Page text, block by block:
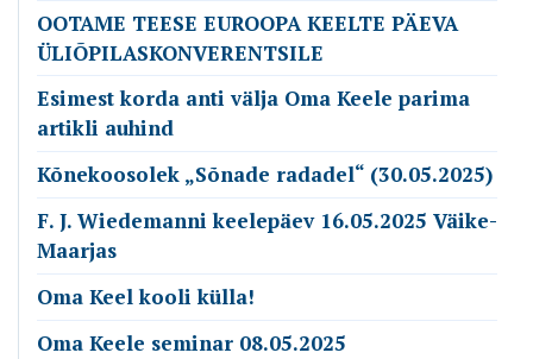
OOTAME TEESE EUROOPA KEELTE PÄEVA
ÜLIÕPILASKONVERENTSILE
Esimest korda anti välja Oma Keele parima
artikli auhind
Kõnekoosolek „Sõnade radadel“ (30.05.2025)
F. J. Wiedemanni keelepäev 16.05.2025 Väike-
Maarjas
Oma Keel kooli külla!
Oma Keele seminar 08.05.2025